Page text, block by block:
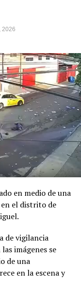
Abelardo de la
de parte del
deseos al
frente de la nación
2026
en medio de una
el distrito de
de vigilancia
imágenes se
de una
en la escena y